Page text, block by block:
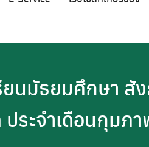
ยนมัธยมศึกษา
ระจำเดือนกุมภ